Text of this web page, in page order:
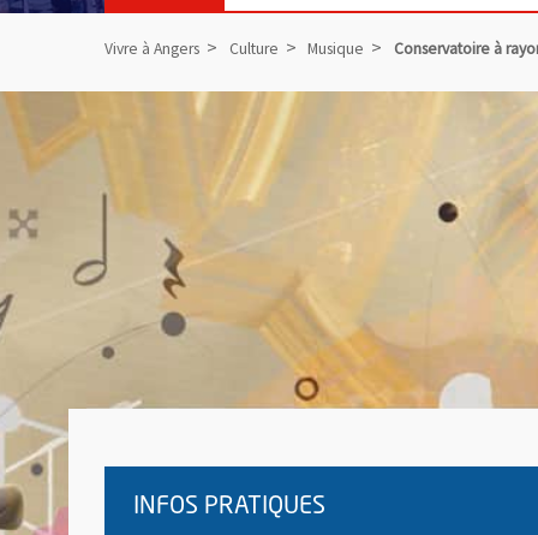
Vivre à Angers Culture Musique Conservatoire à
INFOS PRATIQUES